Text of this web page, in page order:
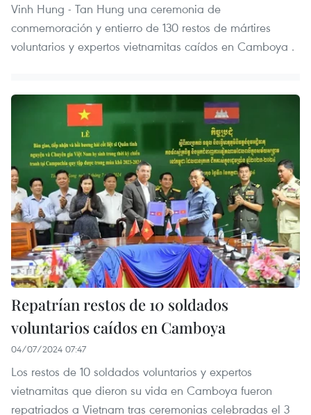
Vinh Hung - Tan Hung una ceremonia de
conmemoración y entierro de 130 restos de mártires
voluntarios y expertos vietnamitas caídos en Camboya .
Repatrían restos de 10 soldados
voluntarios caídos en Camboya
04/07/2024 07:47
Los restos de 10 soldados voluntarios y expertos
vietnamitas que dieron su vida en Camboya fueron
repatriados a Vietnam tras ceremonias celebradas el 3